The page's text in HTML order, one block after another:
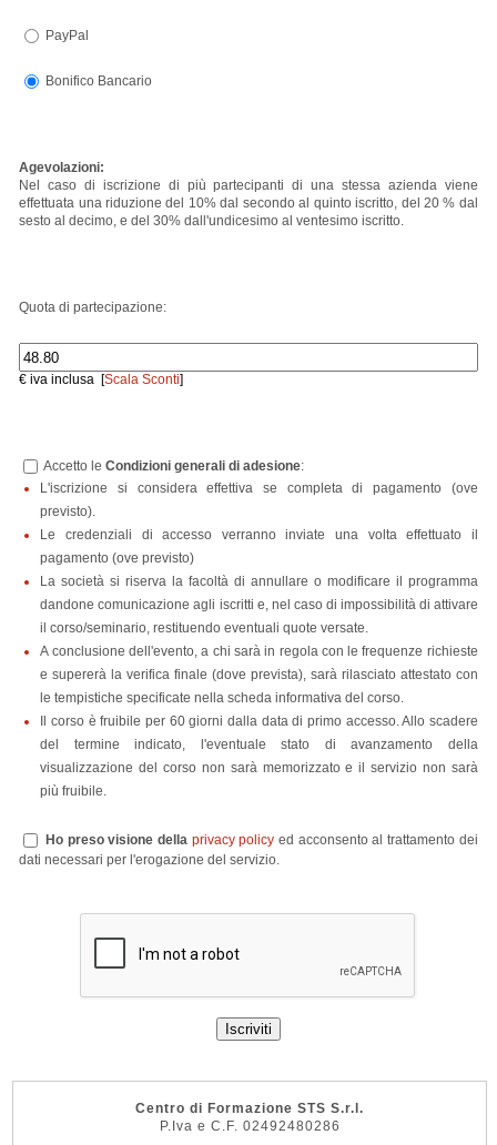
PayPal
Bonifico Bancario
Agevolazioni:
Nel caso di iscrizione di più partecipanti di una stessa azienda viene
effettuata una riduzione del 10% dal secondo al quinto iscritto, del 20 % dal
sesto al decimo, e del 30% dall'undicesimo al ventesimo iscritto.
Quota di partecipazione:
€ iva inclusa [Scala Sconti]
Accetto leCondizioni generali di adesione:
L'iscrizione si considera effettiva se completa di pagamento (ove
previsto).
Le credenziali di accesso verranno inviate una volta effettuato il
pagamento (ove previsto)
La società si riserva la facoltà di annullare o modificare il programma
dandone comunicazione agli iscritti e, nel caso di impossibilità di attivare
il corso/seminario, restituendo eventuali quote versate.
A conclusione dell'evento, a chi sarà in regola con le frequenze richieste
e supererà la verifica finale (dove prevista), sarà rilasciato attestato con
le tempistiche specificate nella scheda informativa del corso.
Il corso è fruibile per 60 giorni dalla data di primo accesso. Allo scadere
del termine indicato, l'eventuale stato di avanzamento della
visualizzazione del corso non sarà memorizzato e il servizio non sarà
più fruibile.
Ho preso visione della privacy policy ed acconsento al trattamento dei
dati necessari per l'erogazione del servizio.
Centro di Formazione STS S.r.l.
P.Iva e C.F. 02492480286